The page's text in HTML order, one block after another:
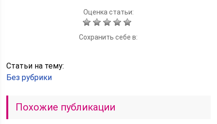
Оценка статьи:
Сохранить себе в:
Статьи на тему:
Без рубрики
Похожие публикации